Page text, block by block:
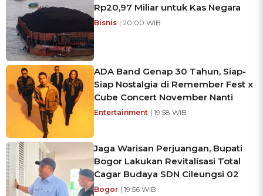
Rp20,97 Miliar untuk Kas Negara
Bisnis | 20:00 WIB
ADA Band Genap 30 Tahun, Siap-
Siap Nostalgia di Remember Fest x
Cube Concert November Nanti
Entertainment | 19:58 WIB
Jaga Warisan Perjuangan, Bupati
Bogor Lakukan Revitalisasi Total
Cagar Budaya SDN Cileungsi 02
Bogor | 19:56 WIB